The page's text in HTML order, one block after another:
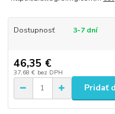
Dostupnosť 3-7 dní
46,35 €
37,68 € bez DPH
Pridať